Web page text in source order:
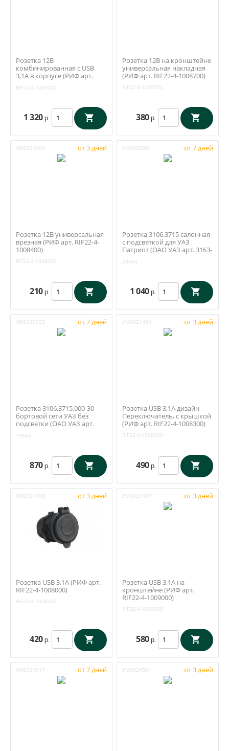
Розетка 12В
комбинированная с USB
3,1А в корпусе (РИФ арт.
RIF22-4-1009200
1 320 р.
Розетка 12В на кронштейне
универсальная накладная
(РИФ арт. RIF22-4-1008700)
RIF22-4-1008700
380 р.
УМ0021056 от 3 дней
Розетка 12В универсальная
врезная (РИФ арт. RIF22-4-
1008400)
RIF22-4-1008400
210 р.
УМ0020991 от 7 дней
Розетка 3106.3715 салонная
с подсветкой для УАЗ
Патриот (ОАО УАЗ арт. 3163-
20684
1 040 р.
УМ0020992 от 7 дней
Розетка 3106.3715.000-30
бортовой сети УАЗ без
подсветки (ОАО УАЗ арт.
19643
870 р.
УМ0021404 от 3 дней
Розетка USB 3,1A дизайн
Переключатель, с крышкой
(РИФ арт. RIF22-4-1008300)
RIF22-4-1008300
490 р.
УМ0021408 от 3 дней
Розетка USB 3,1А (РИФ арт.
RIF22-4-1008000)
RIF22-4-1008000
420 р.
УМ0021407 от 3 дней
Розетка USB 3,1А на
кронштейне (РИФ арт.
RIF22-4-1009000)
RIF22-4-1009000
580 р.
УМ0021017 от 7 дней УМ0024061 от 3 дней